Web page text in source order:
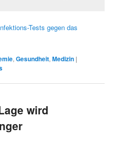
Tests gegen das
,Gesundheit,Medizin |
wird